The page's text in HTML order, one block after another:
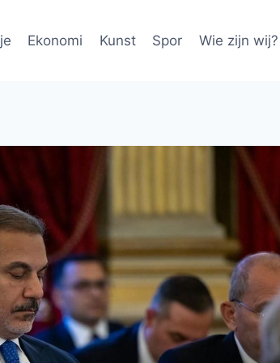
Ekonomi Kunst Spor Wie zijn wij?